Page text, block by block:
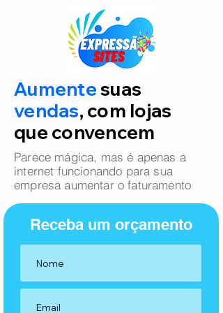
Aumentesuas
vendas, com lojas
que convencem
Parece mágica, mas é apenas a
internet funcionando para sua
empresa aumentar o faturamento
Receba um orçamento